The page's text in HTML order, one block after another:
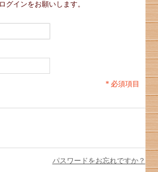
グインをお願いします。
* 必須項目
パスワードをお忘れですか？